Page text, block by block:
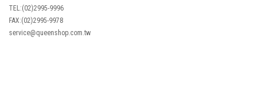
TEL:(02)2995-9996
FAX:(02)2995-9978
service@queenshop.com.tw